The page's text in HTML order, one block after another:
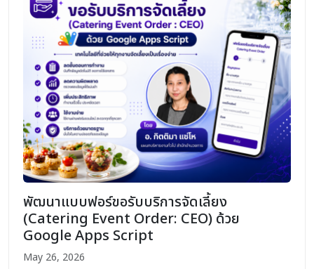
พัฒนาแบบฟอร์ขอรับบริการจัดเลี้ยง
(Catering Event Order: CEO) ด้วย
Google Apps Script
May 26, 2026